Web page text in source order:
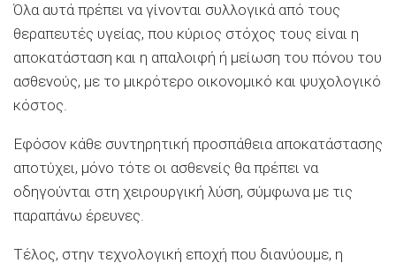
Όλα αυτά πρέπει να γίνονται συλλογικά από τους
θεραπευτές υγείας, που κύριος στόχος τους είναι η
αποκατάσταση και η απαλοιφή ή μείωση του πόνου του
ασθενούς, με το μικρότερο οικονομικό και ψυχολογικό
κόστος.
Εφόσον κάθε συντηρητική προσπάθεια αποκατάστασης
αποτύχει, μόνο τότε οι ασθενείς θα πρέπει να
οδηγούνται στη χειρουργική λύση, σύμφωνα με τις
παραπάνω έρευνες.
Τέλος, στην τεχνολογική εποχή που διανύουμε, η